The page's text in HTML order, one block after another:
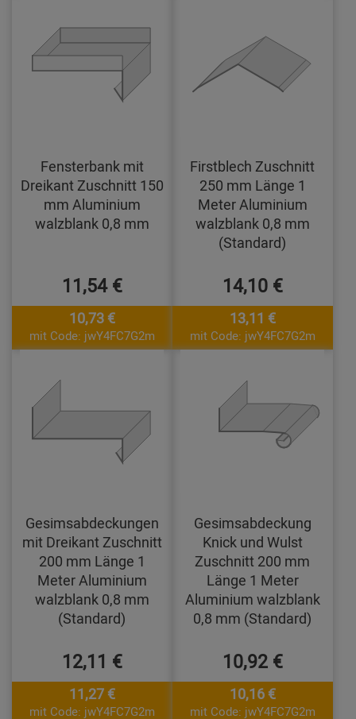
Fensterbank mit
Dreikant Zuschnitt 150
mm Aluminium
walzblank 0,8 mm
11,54 €
10,73 €
mit Code: jwY4FC7G2m
Firstblech Zuschnitt
250 mm Länge 1
Meter Aluminium
walzblank 0,8 mm
(Standard)
14,10 €
13,11 €
mit Code: jwY4FC7G2m
Gesimsabdeckungen
mit Dreikant Zuschnitt
200 mm Länge 1
Meter Aluminium
walzblank 0,8 mm
(Standard)
12,11 €
11,27 €
mit Code: jwY4FC7G2m
Gesimsabdeckung
Knick und Wulst
Zuschnitt 200 mm
Länge 1 Meter
Aluminium walzblank
0,8 mm (Standard)
10,92 €
10,16 €
mit Code: jwY4FC7G2m